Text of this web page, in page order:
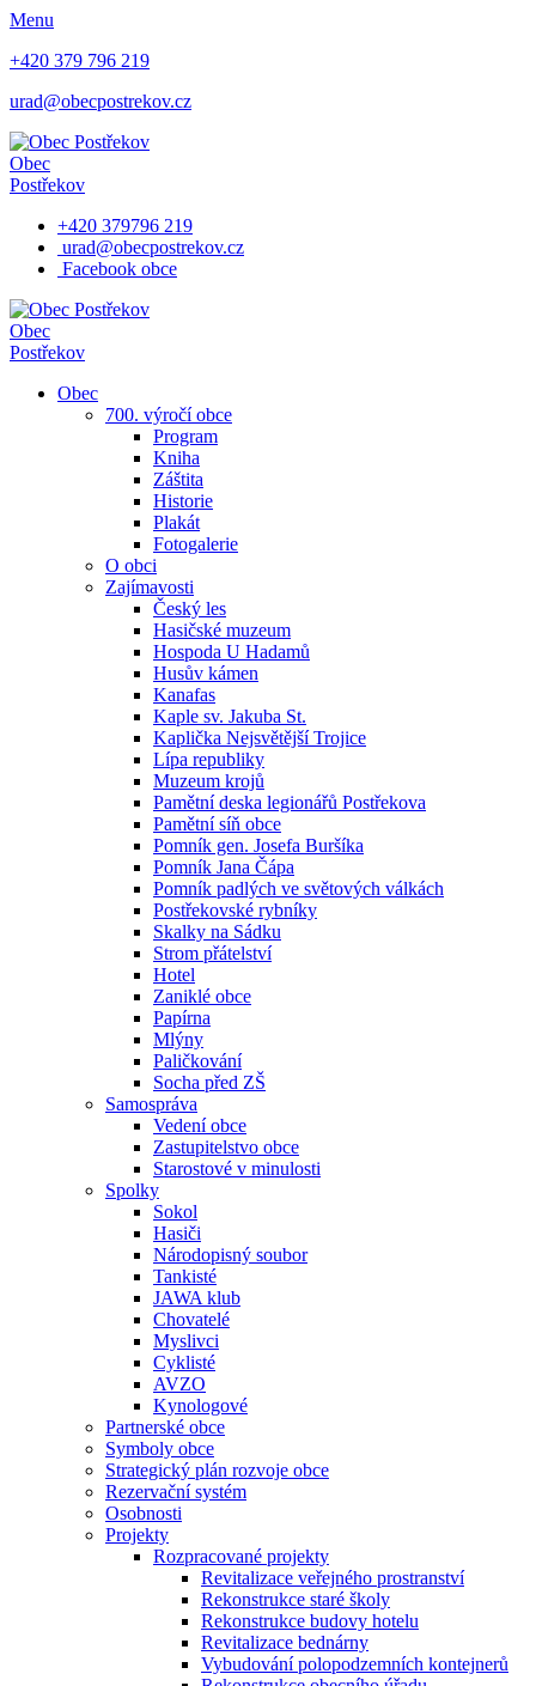
Menu
+420 379 796 219
urad@obecpostrekov.cz
Obec
Postřekov
+420 379796 219
urad@obecpostrekov.cz
Facebook​ obce
Obec
Postřekov
Obec
700. výročí obce
Program
Kniha
Záštita
Historie
Plakát
Fotogalerie
O obci
Zajímavosti
Český les
Hasičské muzeum
Hospoda U Hadamů
Husův kámen
Kanafas
Kaple sv. Jakuba St.
Kaplička Nejsvětější Trojice
Lípa republiky
Muzeum krojů
Pamětní deska legionářů Postřekova
Pamětní síň obce
Pomník gen. Josefa Buršíka
Pomník Jana Čápa
Pomník padlých ve světových válkách
Postřekovské rybníky
Skalky na Sádku
Strom přátelství
Hotel
Zaniklé obce
Papírna
Mlýny
Paličkování
Socha před ZŠ
Samospráva
Vedení obce
Zastupitelstvo obce
Starostové v minulosti
Spolky
Sokol
Hasiči
Národopisný soubor
Tankisté
JAWA klub
Chovatelé
Myslivci
Cyklisté
AVZO
Kynologové
Partnerské obce
Symboly obce
Strategický plán rozvoje obce
Rezervační systém
Osobnosti
Projekty
Rozpracované projekty
Revitalizace veřejného prostranství
Rekonstrukce staré školy
Rekonstrukce budovy hotelu
Revitalizace bednárny
Vybudování polopodzemních kontejnerů